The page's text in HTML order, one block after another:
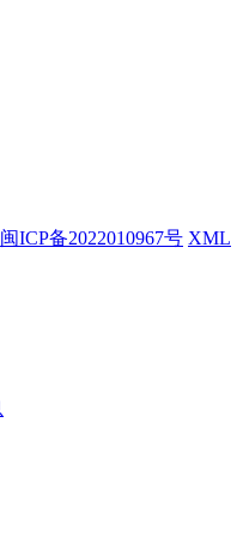
闽ICP备2022010967号 XML